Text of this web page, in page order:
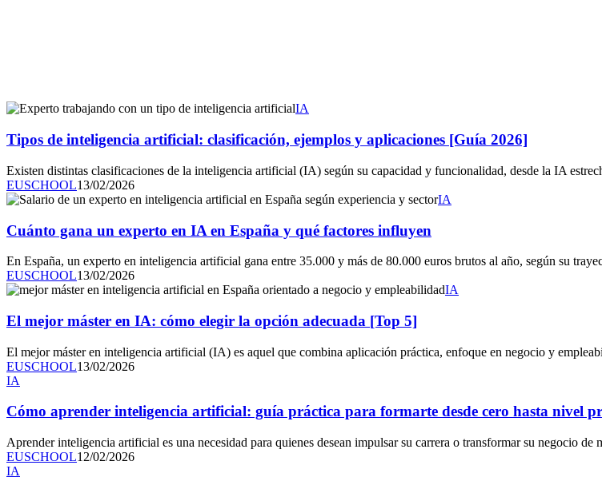
IA
Tipos de inteligencia artificial: clasificación, ejemplos y aplicaciones [Guía 2026]
Existen distintas clasificaciones de la inteligencia artificial (IA) según su capacidad y funcionalidad, desde la IA
EUSCHOOL13/02/2026
IA
Cuánto gana un experto en IA en España y qué factores influyen
En España, un experto en inteligencia artificial gana entre 35.000 y más de 80.000 euros brutos al año, según su
EUSCHOOL13/02/2026
IA
El mejor máster en IA: cómo elegir la opción adecuada [Top 5]
El mejor máster en inteligencia artificial (IA) es aquel que combina aplicación práctica, enfoque en negocio y
EUSCHOOL13/02/2026
IA
Cómo aprender inteligencia artificial: guía práctica para formarte desde cero hasta nivel
Aprender inteligencia artificial es una necesidad para quienes desean impulsar su carrera o transformar su negocio
EUSCHOOL12/02/2026
IA